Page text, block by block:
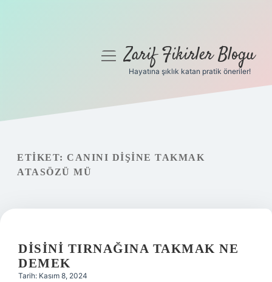
Gizlilik Politikası
Hakkımızda
menüyüZarif Fikirler Blogu
Hayatına şıklık katan pratik öneriler!
ETIKET: CANINI DIŞINE TAKMAK
ATASÖZÜ MÜ
DISINI TIRNAĞINA TAKMAK NE
DEMEK
Tarih: Kasım 8, 2024